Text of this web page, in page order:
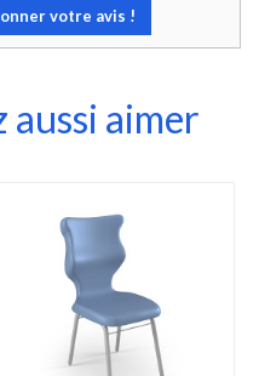
votre avis !
aimer